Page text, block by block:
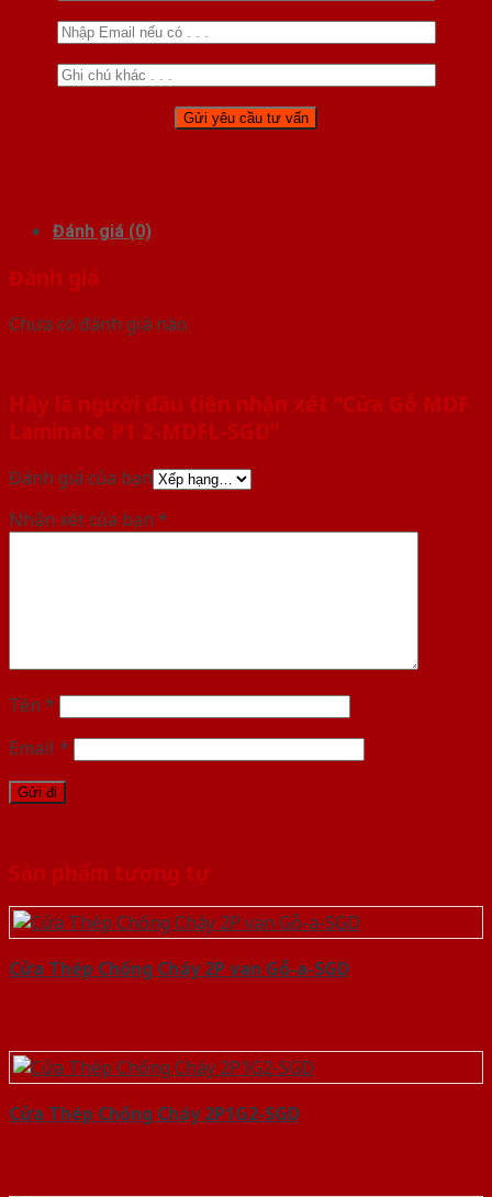
Đánh giá (0)
Đánh giá
Chưa có đánh giá nào.
Hãy là người đầu tiên nhận xét “Cửa Gỗ MDF
Laminate P1 2-MDFL-SGD”
Đánh giá của bạn
Nhận xét của bạn *
Tên *
Email *
Sản phẩm tương tự
Cửa Thép Chống Cháy 2P van Gỗ-a-SGD
Cửa Thép Chống Cháy 2P1G2-SGD